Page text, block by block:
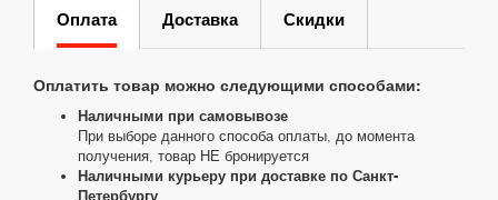
Оплата Доставка Скидки
Оплатить товар можно следующими способами:
Наличными при самовывозе
При выборе данного способа оплаты, до момента
получения, товар НЕ бронируется
Наличными курьеру при доставке по Санкт-
Петербургу